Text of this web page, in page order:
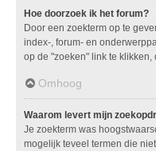
Hoe doorzoek ik het forum?
Door een zoekterm op te
index-, forum- en
op de "zoeken" link te
Omhoog
Waarom levert mijn
Je zoekterm was
mogelijk teveel termen die